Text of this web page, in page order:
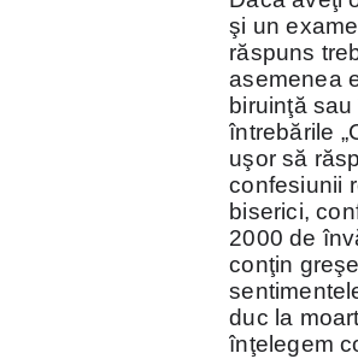
şi un
răspuns
asemenea
biruinţă
întrebările
uşor să
confesiunii
biserici,
2000 de
conţin
duc la
înţelegem